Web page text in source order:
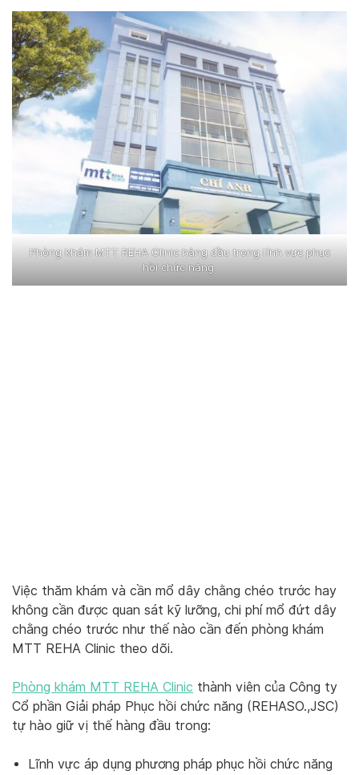
Phòng khám MTT REHA Clinic hàng đầu trong lĩnh vực phục
hồi chức năng
Việc thăm khám và cần mổ dây chằng chéo trước hay
không cần được quan sát kỹ lưỡng, chi phí mổ đứt dây
chằng chéo trước như thế nào cần đến phòng khám
MTT REHA Clinic theo dõi.
Phòng khám MTT REHA Clinic thành viên của Công ty
Cổ phần Giải pháp Phục hồi chức năng (REHASO.,JSC)
tự hào giữ vị thế hàng đầu trong:
Lĩnh vực áp dụng phương pháp phục hồi chức năng